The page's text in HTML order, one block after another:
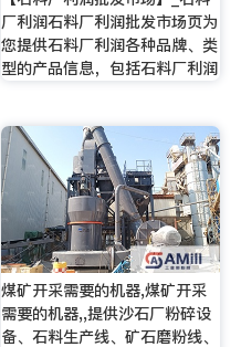
厂利润石料厂利润批发市场页为
您提供石料厂利润各种品牌、类
型的产品信息，包括石料厂利润
煤矿开采需要的机器,煤矿开采
需要的机器,,提供沙石厂粉碎设
备、石料生产线、矿石磨粉线、